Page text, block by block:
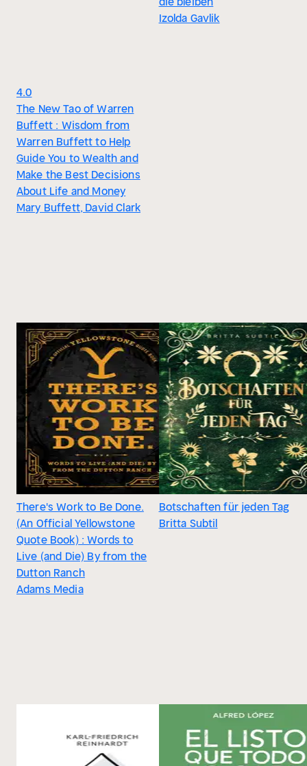
4.0
The New Tao of Warren
Buffett : Wisdom from
Warren Buffett to Help
Guide You to Wealth and
Make the Best Decisions
About Life and Money
Mary Buffett, David Clark
Izolda Gavlik
There's Work to Be Done.
(An Official Yellowstone
Quote Book) : Words to
Live (and Die) By from the
Dutton Ranch
Adams Media
Botschaften für jeden Tag
Britta Subtil